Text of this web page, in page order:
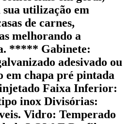
sua utilização em
de carnes,
melhorando a
***** Gabinete:
adesivado ou
em chapa pré pintada
Faixa Inferior:
inox Divisórias:
Vidro: Temperado